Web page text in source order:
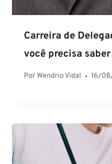
Carreira de
você precisa saber
PorWendrio Vidal 16/